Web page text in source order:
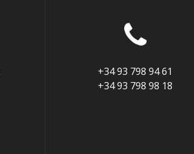
+34 93 798 94 61
+34 93 798 98 18